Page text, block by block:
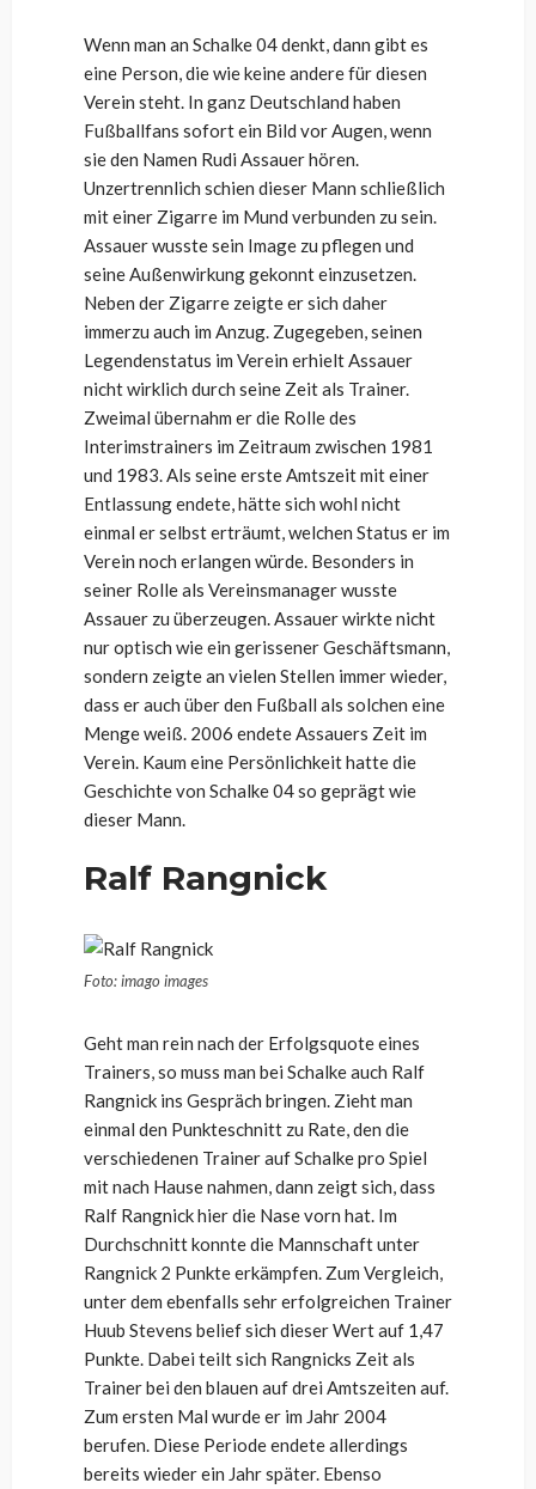
Wenn man an Schalke 04 denkt, dann gibt es
eine Person, die wie keine andere für diesen
Verein steht. In ganz Deutschland haben
Fußballfans sofort ein Bild vor Augen, wenn
sie den Namen Rudi Assauer hören.
Unzertrennlich schien dieser Mann schließlich
mit einer Zigarre im Mund verbunden zu sein.
Assauer wusste sein Image zu pflegen und
seine Außenwirkung gekonnt einzusetzen.
Neben der Zigarre zeigte er sich daher
immerzu auch im Anzug. Zugegeben, seinen
Legendenstatus im Verein erhielt Assauer
nicht wirklich durch seine Zeit als Trainer.
Zweimal übernahm er die Rolle des
Interimstrainers im Zeitraum zwischen 1981
und 1983. Als seine erste Amtszeit mit einer
Entlassung endete, hätte sich wohl nicht
einmal er selbst erträumt, welchen Status er im
Verein noch erlangen würde. Besonders in
seiner Rolle als Vereinsmanager wusste
Assauer zu überzeugen. Assauer wirkte nicht
nur optisch wie ein gerissener Geschäftsmann,
sondern zeigte an vielen Stellen immer wieder,
dass er auch über den Fußball als solchen eine
Menge weiß. 2006 endete Assauers Zeit im
Verein. Kaum eine Persönlichkeit hatte die
Geschichte von Schalke 04 so geprägt wie
dieser Mann.
Ralf Rangnick
Foto: imago images
Geht man rein nach der Erfolgsquote eines
Trainers, so muss man bei Schalke auch Ralf
Rangnick ins Gespräch bringen. Zieht man
einmal den Punkteschnitt zu Rate, den die
verschiedenen Trainer auf Schalke pro Spiel
mit nach Hause nahmen, dann zeigt sich, dass
Ralf Rangnick hier die Nase vorn hat. Im
Durchschnitt konnte die Mannschaft unter
Rangnick 2 Punkte erkämpfen. Zum Vergleich,
unter dem ebenfalls sehr erfolgreichen Trainer
Huub Stevens belief sich dieser Wert auf 1,47
Punkte. Dabei teilt sich Rangnicks Zeit als
Trainer bei den blauen auf drei Amtszeiten auf.
Zum ersten Mal wurde er im Jahr 2004
berufen. Diese Periode endete allerdings
bereits wieder ein Jahr später. Ebenso